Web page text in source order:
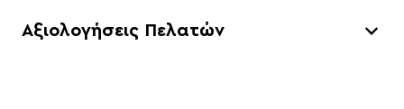
Αξιολογήσεις Πελατών